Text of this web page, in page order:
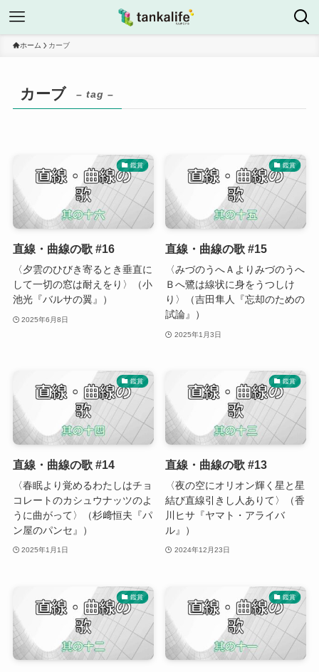
ホーム カーブ
カーブ – tag –
鑑賞
直線・曲線の歌 #16
〈夕雲のひびき寄るとき垂直に
して一切の窓は耐えをり〉（小
池光『バルサの翼』）
2025年6月8日
鑑賞
直線・曲線の歌 #15
〈みづのうへＡよりみづのうへ
Ｂへ鷺は線状に身をうつしけ
り〉（吉田隼人『忘却のための
試論』）
2025年1月3日
鑑賞
直線・曲線の歌 #14
〈春眠より覚めるわたしはチョ
コレートのカシュウナッツのよ
うに曲がって〉（杉﨑恒夫『パ
ン屋のパンセ』）
2025年1月1日
鑑賞
直線・曲線の歌 #13
〈夜の空にオリオン輝く星と星
結び直線引きし人ありて〉（香
川ヒサ『ヤマト・アライバ
ル』）
2024年12月23日
鑑賞 鑑賞